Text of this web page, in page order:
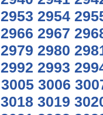
2953 2954
2966 2967
2979 2980
2992 2993
3005 3006
3018 3019